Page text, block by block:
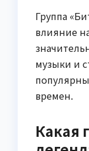
Группа
влияние
музыки и
времен.
Какая